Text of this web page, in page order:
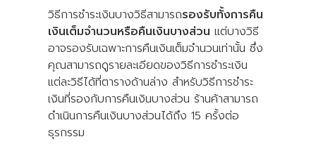
วิธีการชำระเงินบางวิธีสามารถรองรับทั้งการคืน
เงินเต็มจำนวนหรือคืนเงินบางส่วน แต่บางวิธี
อาจรองรับเฉพาะการคืนเงินเต็มจำนวนเท่านั้น ซึ่ง
คุณสามารถดูรายละเอียดของวิธีการชำระเงิน
แต่ละวิธีได้ที่ตารางด้านล่าง สำหรับวิธีการชำระ
เงินที่รองกับการคืนเงินบางส่วน ร้านค้าสามารถ
ดำเนินการคืนเงินบางส่วนได้ถึง 15 ครั้งต่อ
ธุรกรรม